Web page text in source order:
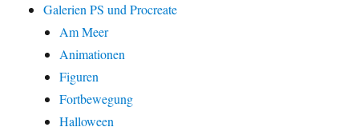
Galerien PS und Procreate
Am Meer
Animationen
Figuren
Fortbewegung
Halloween